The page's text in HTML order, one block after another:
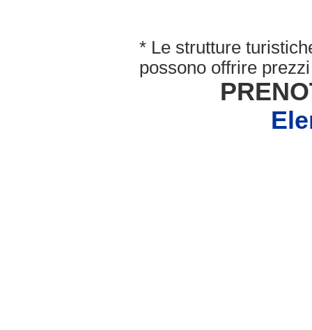
* Le strutture
possono offrire